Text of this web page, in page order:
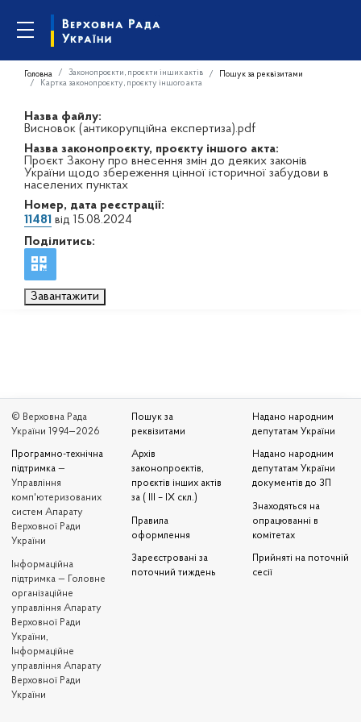
Головна Законопроєкти, проєкти інших актів
Пошук за реквізитами
Картка законопроєкту, проєкту іншого акта
Назва файлу:
Висновок (антикорупційна експертиза).pdf
Назва законопроєкту, проєкту іншого акта:
Проєкт Закону про внесення змін до деяких законів
України щодо збереження цінної історичної забудови в
населених пунктах
Номер, дата реєстрації:
11481 від 15.08.2024
Поділитись:
Завантажити
© Верховна Рада
України 1994—2026
Програмно-технічна
підтримка —
Управління
комп'ютеризованих
систем Апарату
Верховної Ради
України
Iнформаційна
підтримка — Головне
організаційне
управління Апарату
Верховної Ради
України,
Інформаційне
управління Апарату
Верховної Ради
України
Пошук за
реквізитами
Архів
законопроєктів,
проєктів інших актів
за ( III – IX скл.)
Правила
оформлення
Зареєстровані за
поточний тиждень
Надано народним
депутатам України
Надано народним
депутатам України
документів до ЗП
Знаходяться на
опрацюванні в
комітетах
Прийняті на поточній
сесії